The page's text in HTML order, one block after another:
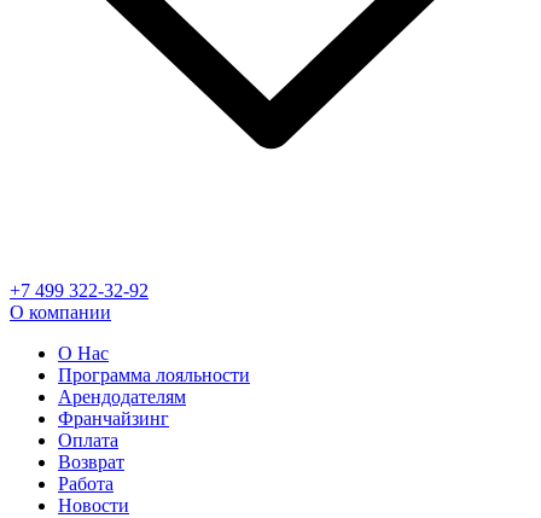
+7 499 322-32-92
О компании
О Нас
Программа лояльности
Арендодателям
Франчайзинг
Оплата
Возврат
Работа
Новости